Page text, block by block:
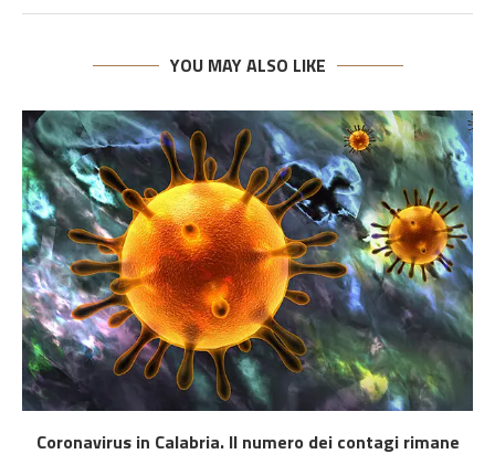
YOU MAY ALSO LIKE
Coronavirus in Calabria. Il numero dei contagi rimane